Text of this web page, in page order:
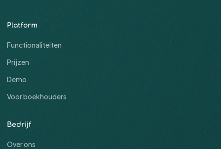
Platform
Functionaliteiten
Prijzen
Demo
Voor boekhouders
Bedrijf
Over ons